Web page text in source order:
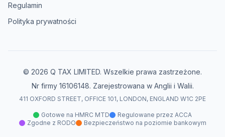
Regulamin
Polityka prywatności
© 2026 Q TAX LIMITED. Wszelkie prawa zastrzeżone.
Nr firmy 16106148. Zarejestrowana w Anglii i Walii.
411 OXFORD STREET, OFFICE 101, LONDON, ENGLAND W1C 2PE
Gotowe na HMRC MTD
Regulowane przez ACCA
Zgodne z RODO
Bezpieczeństwo na poziomie bankowym